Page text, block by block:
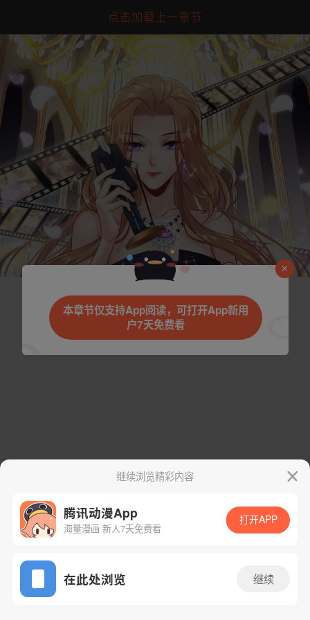
点击加载上一章节
App免费看
下一话 腾漫App免费看
继续浏览精彩内容
腾讯动漫App
海量漫画 新人7天免费看
打开APP
在此处浏览 继续
本章节仅支持App阅读，可打开App新用
户7天免费看
是否前往腾漫App继续阅读
立即前往